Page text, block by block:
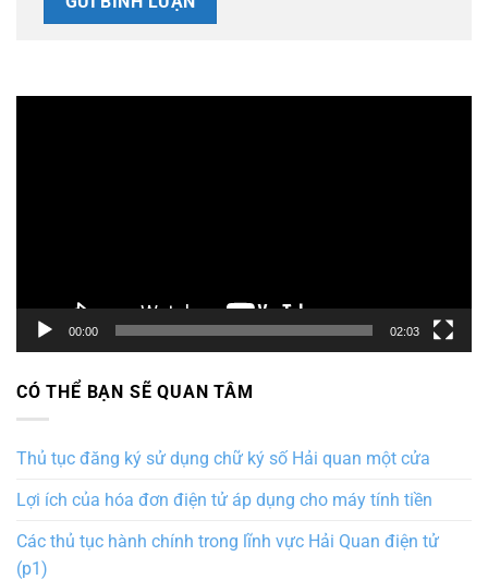
00:00 02:03
CÓ THỂ BẠN SẼ QUAN TÂM
Thủ tục đăng ký sử dụng chữ ký số Hải quan một cửa
Lợi ích của hóa đơn điện tử áp dụng cho máy tính tiền
Các thủ tục hành chính trong lĩnh vực Hải Quan điện tử
(p1)